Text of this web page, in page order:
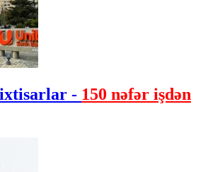
- 150 nəfər işdən